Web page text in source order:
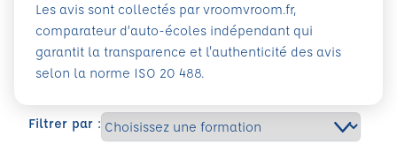
Filtrer par :
Les avis sont collectés par vroomvroom.fr,
comparateur d’auto-écoles indépendant qui
garantit la transparence et l'authenticité des avis
selon la norme ISO 20 488.